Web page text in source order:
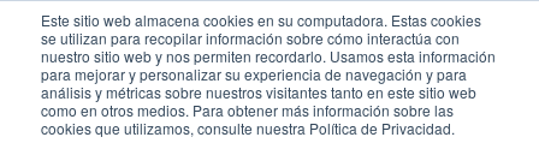
Este sitio web almacena cookies en su computadora. Estas cookies
se utilizan para recopilar información sobre cómo interactúa con
nuestro sitio web y nos permiten recordarlo. Usamos esta información
para mejorar y personalizar su experiencia de navegación y para
análisis y métricas sobre nuestros visitantes tanto en este sitio web
como en otros medios. Para obtener más información sobre las
cookies que utilizamos, consulte nuestra Política de Privacidad.
contenido
principal
User
account
menu
User
Header
Selector de productos